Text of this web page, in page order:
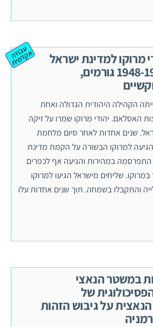
מרוקו למדינת ישראל
בשנים 1948-1956 גורמים,
ע
ב
וד
ה
א
ק
ד
מ
ית
הקהילה היהודית הגדולה ואחת
האסלאם. יהודי מרוקו שמרו על זיקה
שנים אחדות לאחר סיום מלחמת
למרוקו הבשורה על הקמת מדינת
התפרסמה במהירות והגיעה אף לכפרים
שליחים מישראל הגיעו למרוקו
והתקבלו בשמחה. תוך שנים אחדות עלו
במשטר הנאצי
של
על גיבוש הזהות